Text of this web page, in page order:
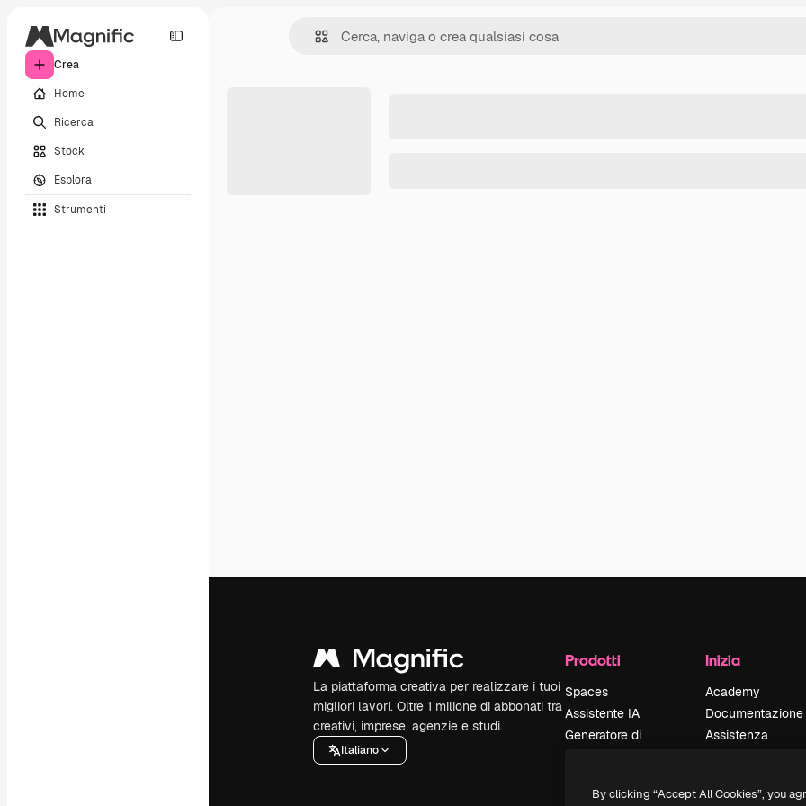
Crea
Home
Ricerca
Stock
Esplora
Strumenti
La piattaforma creativa per realizzare i tuoi
migliori lavori. Oltre 1 milione di abbonati tra
creativi, imprese, agenzie e studi.
Italiano
Prodotti
Spaces
Assistente IA
Generatore di
Inizia
Academy
Documentazione
Assistenza
Politica sulla
By clicking “Accept All Cookies”, you